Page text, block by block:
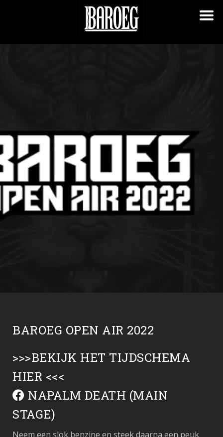
BAROEG OPEN AIR 2022
>>>BEKIJK HET TIJDSCHEMA
HIER <<<
NAPALM DEATH (MAIN
STAGE)
Neem een slok benzine en steek daarna een peuk